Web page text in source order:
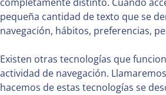
pequeña cantidad de texto que se
navegación, hábitos, preferencias,
Existen otras tecnologías que
actividad de navegación.
hacemos de estas tecnologías se